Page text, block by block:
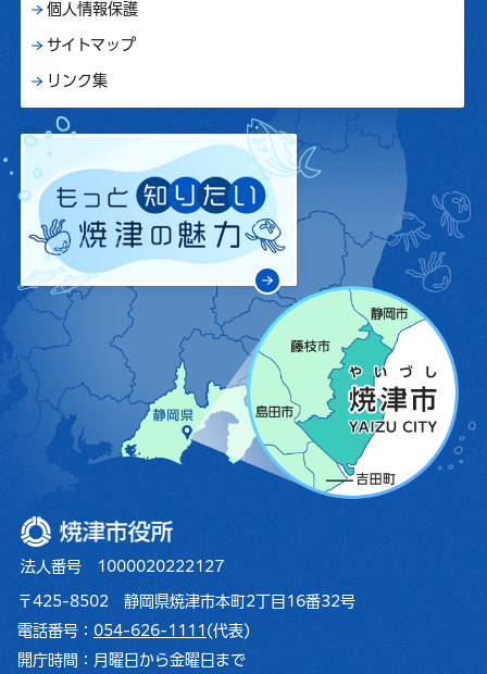
個人情報保護
サイトマップ
リンク集
焼津市役所
法人番号 1000020222127
〒425-8502 静岡県焼津市本町2丁目16番32号
電話番号： 054-626-1111 (代表)
開庁時間： 月曜日から金曜日まで